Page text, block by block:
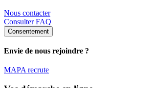
Nous contacter
Consulter FAQ
Consentement
Envie de nous rejoindre ?
MAPA recrute